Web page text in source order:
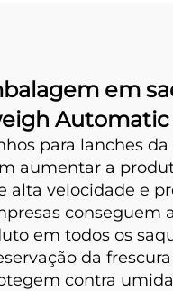
em
para lanches
aumentar a
velocidade e
em todos os
da
contra